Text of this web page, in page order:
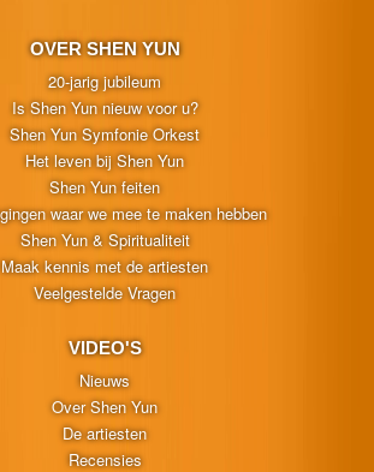
OVER SHEN YUN
20-jarig jubileum
Is Shen Yun nieuw voor u?
Shen Yun Symfonie Orkest
Het leven bij Shen Yun
Shen Yun feiten
waar we mee te maken hebben
Shen Yun & Spiritualiteit
Maak kennis met de artiesten
Veelgestelde Vragen
VIDEO'S
Nieuws
Over Shen Yun
De artiesten
Recensies